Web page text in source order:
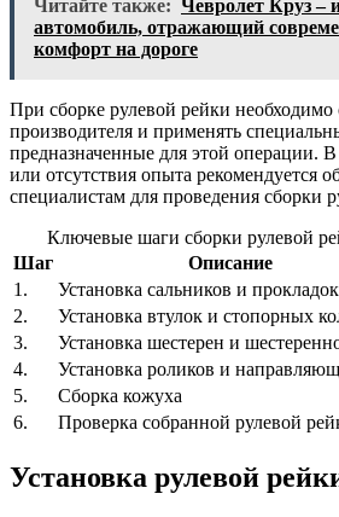
Читайте также: Чевролет Круз –
автомобиль, отражающий
комфорт на дороге
При сборке рулевой рейки необходимо
производителя и применять
предназначенные для этой операции.
или отсутствия опыта рекомендуется
специалистам для проведения сборки
Ключевые шаги сборки рулевой
Шаг
Описание
1.
Установка сальников и прокладок
2.
Установка втулок и стопорных
3.
Установка шестерен и
4.
Установка роликов и
5.
Сборка кожуха
6.
Проверка собранной рулевой
Установка рулевой